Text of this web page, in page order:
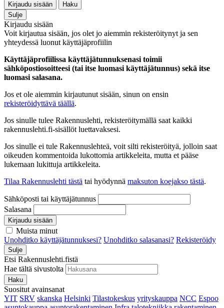
Kirjaudu sisään
Haku
Sulje
Kirjaudu sisään
Voit kirjautua sisään, jos olet jo aiemmin rekisteröitynyt ja sen
yhteydessä luonut käyttäjäprofiilin
Käyttäjäprofiilissa käyttäjätunnuksenasi toimii
sähköpostiosoitteesi (tai itse luomasi käyttäjätunnus) sekä itse
luomasi salasana.
Jos et ole aiemmin kirjautunut sisään, sinun on ensin
rekisteröidyttävä täällä.
Jos sinulle tulee Rakennuslehti, rekisteröitymällä saat kaikki
rakennuslehti.fi-sisällöt luettavaksesi.
Jos sinulle ei tule Rakennuslehteä, voit silti rekisteröityä, jolloin saat
oikeuden kommentoida lukottomia artikkeleita, mutta et pääse
lukemaan lukittuja artikkeleita.
Tilaa Rakennuslehti tästä tai hyödynnä maksuton koejakso tästä.
Sähköposti tai käyttäjätunnus
Salasana
Kirjaudu sisään
Muista minut
Unohditko käyttäjätunnuksesi? Unohditko salasanasi? Rekisteröidy
Sulje
Etsi Rakennuslehti.fistä
Hae tältä sivustolta
Haku
Suositut avainsanat
YIT SRV skanska Helsinki Tilastokeskus yrityskauppa NCC Espoo